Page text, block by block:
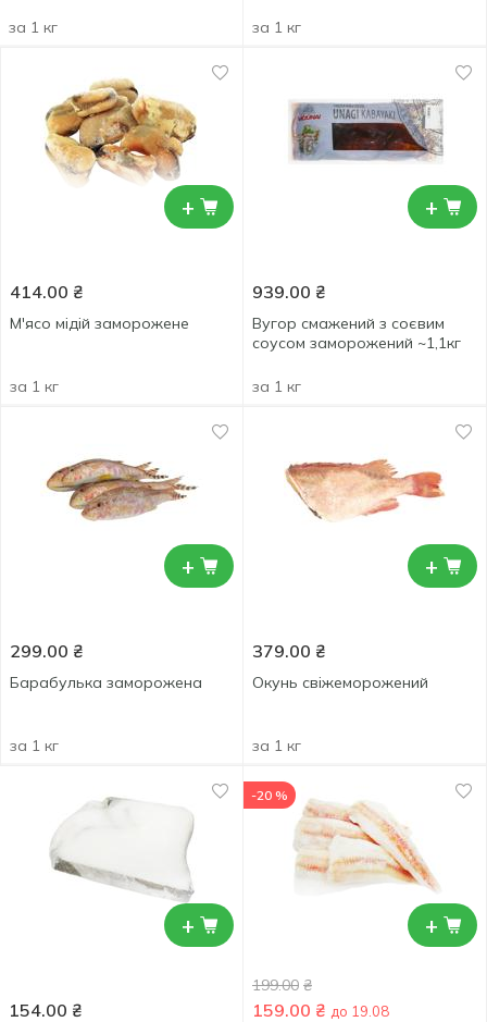
за 1 кг за 1 кг
+
414.00 ₴
М'ясо мідій заморожене
за 1 кг
+
939.00 ₴
Вугор смажений з соєвим
соусом заморожений ~1,1кг
за 1 кг
+
299.00 ₴
Барабулька заморожена
за 1 кг
+
379.00 ₴
Окунь свіжеморожений
за 1 кг
+
154.00 ₴
+
-20 %
199.00 ₴
159.00 ₴ до 19.08